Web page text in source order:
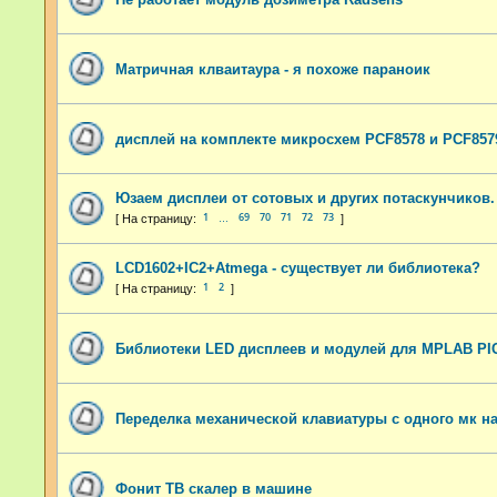
Матричная клваитаура - я похоже параноик
дисплей на комплекте микросхем PCF8578 и
Юзаем дисплеи от сотовых и других потаскунчиков.
1 69 70 71 72 73
LCD1602+IC2+Atmega - существует ли библиотека?
1 2
Библиотеки LED дисплеев и модулей для MPLAB
Переделка механической клавиатуры с одного мк
Фонит ТВ скалер в машине